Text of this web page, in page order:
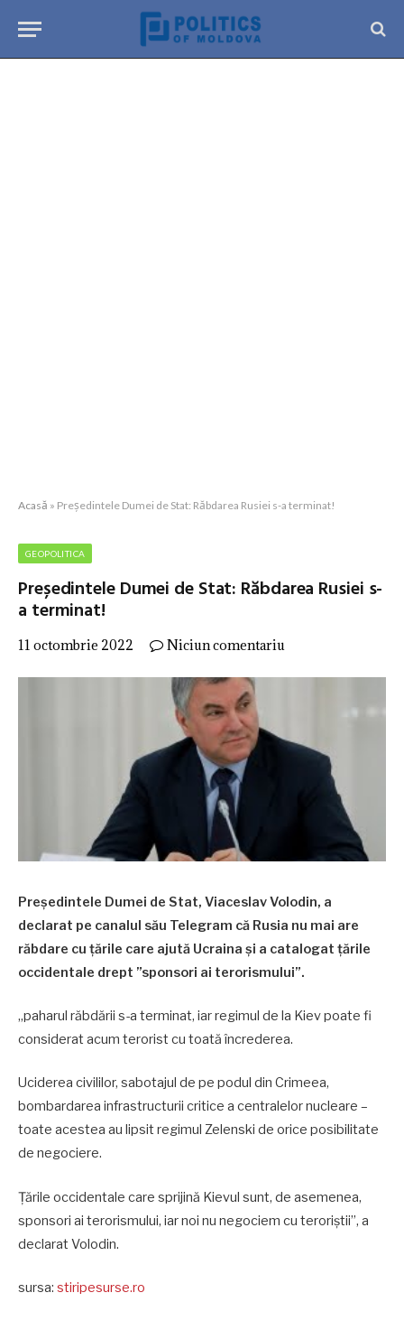
Acasă » Președintele Dumei de Stat: Răbdarea Rusiei s-a terminat!
GEOPOLITICA
Președintele Dumei de Stat: Răbdarea Rusiei s-
a terminat!
11 octombrie 2022 Niciun comentariu
Președintele Dumei de Stat, Viaceslav Volodin, a
declarat pe canalul său Telegram că Rusia nu mai are
răbdare cu țările care ajută Ucraina și a catalogat țările
occidentale drept ”sponsori ai terorismului”.
„paharul răbdării s-a terminat, iar regimul de la Kiev poate fi
considerat acum terorist cu toată încrederea.
Uciderea civililor, sabotajul de pe podul din Crimeea,
bombardarea infrastructurii critice a centralelor nucleare –
toate acestea au lipsit regimul Zelenski de orice posibilitate
de negociere.
Țările occidentale care sprijină Kievul sunt, de asemenea,
sponsori ai terorismului, iar noi nu negociem cu teroriștii”, a
declarat Volodin.
sursa: stiripesurse.ro